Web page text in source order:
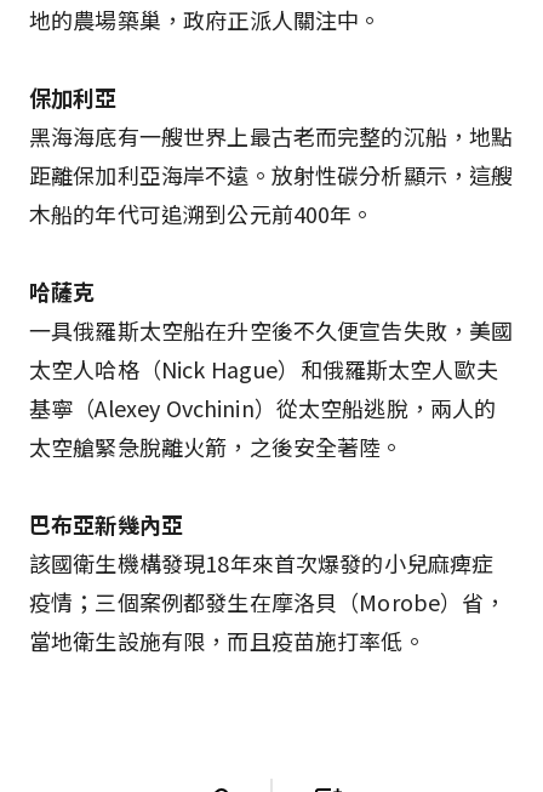
地的農場築巢，政府正派人關注中。
保加利亞
黑海海底有一艘世界上最古老而完整的沉船，地點
距離保加利亞海岸不遠。放射性碳分析顯示，這艘
木船的年代可追溯到公元前400年。
哈薩克
一具俄羅斯太空船在升空後不久便宣告失敗，美國
太空人哈格（Nick Hague）和俄羅斯太空人歐夫
基寧（Alexey Ovchinin）從太空船逃脫，兩人的
太空艙緊急脫離火箭，之後安全著陸。
巴布亞新幾內亞
該國衛生機構發現18年來首次爆發的小兒麻痺症
疫情；三個案例都發生在摩洛貝（Morobe）省，
當地衛生設施有限，而且疫苗施打率低。